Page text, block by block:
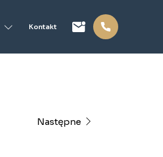
Kontakt
Następne